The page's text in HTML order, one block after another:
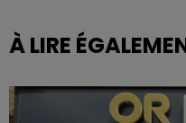
À LIRE